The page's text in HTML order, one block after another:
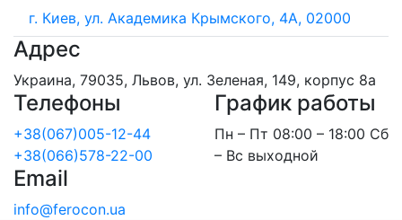
г. Киев, ул. Академика Крымского, 4А, 02000
Адрес
Украина, 79035, Львов, ул. Зеленая, 149, корпус 8а
Телефоны
+38(067)005-12-44
+38(066)578-22-00
График работы
Пн – Пт 08:00 – 18:00 Сб
– Вс выходной
Email
info@ferocon.ua